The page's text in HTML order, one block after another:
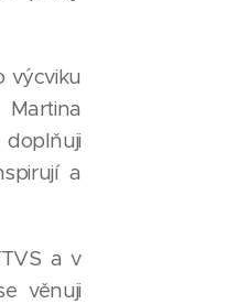
výcviku
doplňuji
a
a v
věnuji